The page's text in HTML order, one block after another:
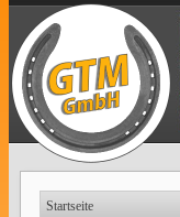
Startseite